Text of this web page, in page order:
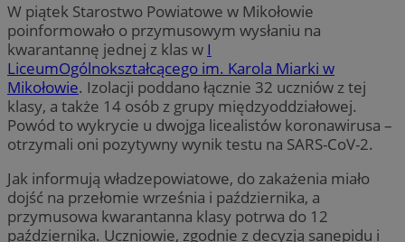
W piątek Starostwo Powiatowe w Mikołowie
poinformowało o przymusowym wysłaniu na
kwarantannę jednej z klas w I
LiceumOgólnokształcącego im. Karola Miarki w
Mikołowie. Izolacji poddano łącznie 32 uczniów z tej
klasy, a także 14 osób z grupy międzyoddziałowej.
Powód to wykrycie u dwojga licealistów koronawirusa –
otrzymali oni pozytywny wynik testu na SARS-CoV-2.
Jak informują władzepowiatowe, do zakażenia miało
dojść na przełomie września i października, a
przymusowa kwarantanna klasy potrwa do 12
października. Uczniowie, zgodnie z decyzją sanepidu i